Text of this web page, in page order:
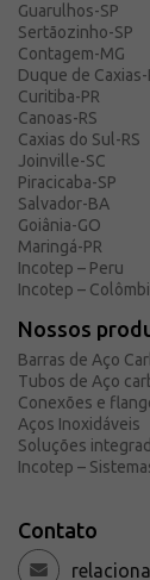
Guarulhos-SP
Sertãozinho-SP
Contagem-MG
Duque de Caxias-
Curitiba-PR
Canoas-RS
Caxias do Sul-RS
Joinville-SC
Piracicaba-SP
Salvador-BA
Goiânia-GO
Maringá-PR
Incotep – Peru
Incotep –
Nossos
Barras de Aço
Tubos de Aço
Conexões e
Aços Inoxidáveis
Soluções
Incotep –
Contato